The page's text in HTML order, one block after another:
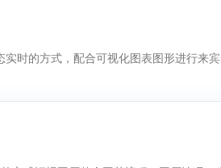
时的方式，配合可视化图表图形进行来